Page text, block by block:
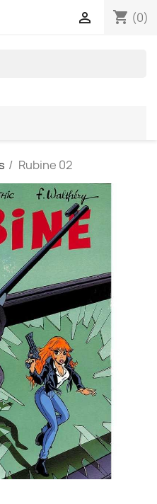
shopping_cart (0)

Rubine 02